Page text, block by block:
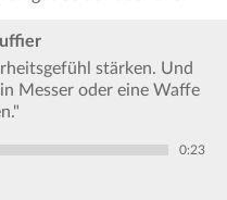
stärken. Und
Messer oder eine Waffe
0:23